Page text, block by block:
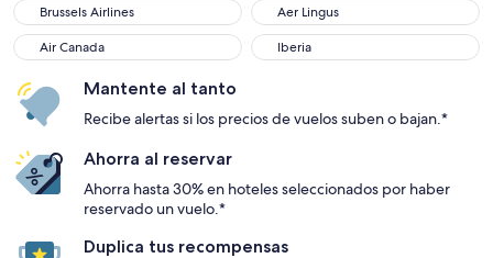
Brussels Airlines
Brussels Airlines Aer Lingus
Aer Lingus
Air Canada
Air Canada Iberia
Iberia
Mantente al tanto
Recibe alertas si los precios de vuelos suben o bajan.*
Ahorra al reservar
Ahorra hasta 30% en hoteles seleccionados por haber
reservado un vuelo.*
Duplica tus recompensas